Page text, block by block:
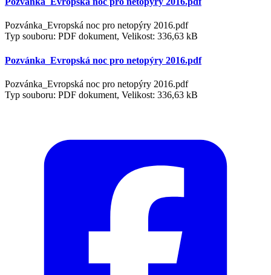
Pozvánka_Evropská noc pro netopýry 2016.pdf
Typ souboru: PDF dokument, Velikost: 336,63 kB
Pozvánka_Evropská noc pro netopýry 2016.pdf
Pozvánka_Evropská noc pro netopýry 2016.pdf
Typ souboru: PDF dokument, Velikost: 336,63 kB